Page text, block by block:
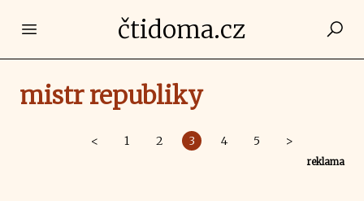
Open main menučtidoma.cz
mistr republiky
< 1 2 3 4 5 >
reklama